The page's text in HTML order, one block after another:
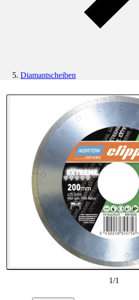
Diamantscheiben
1/1